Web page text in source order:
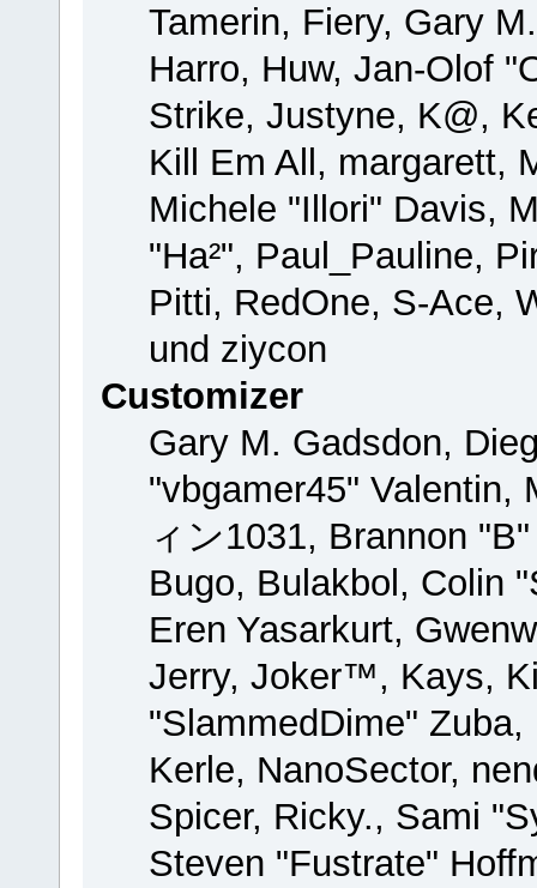
Tamerin, Fiery, Gary
Harro, Huw, Jan-Olof
Strike, Justyne, K@,
Kill Em All, margarett,
Michele "Illori" Davis,
"Ha²", Paul_Pauline,
Pitti, RedOne, S-Ace,
und ziycon
Customizer
Gary M. Gadsdon,
"vbgamer45"
ィン1031, Brannon
Bugo, Bulakbol, Colin
Eren Yasarkurt,
Jerry, Joker™, Kays,
"SlammedDime"
Kerle, NanoSector,
Spicer, Ricky., Sami
Steven "Fustrate"